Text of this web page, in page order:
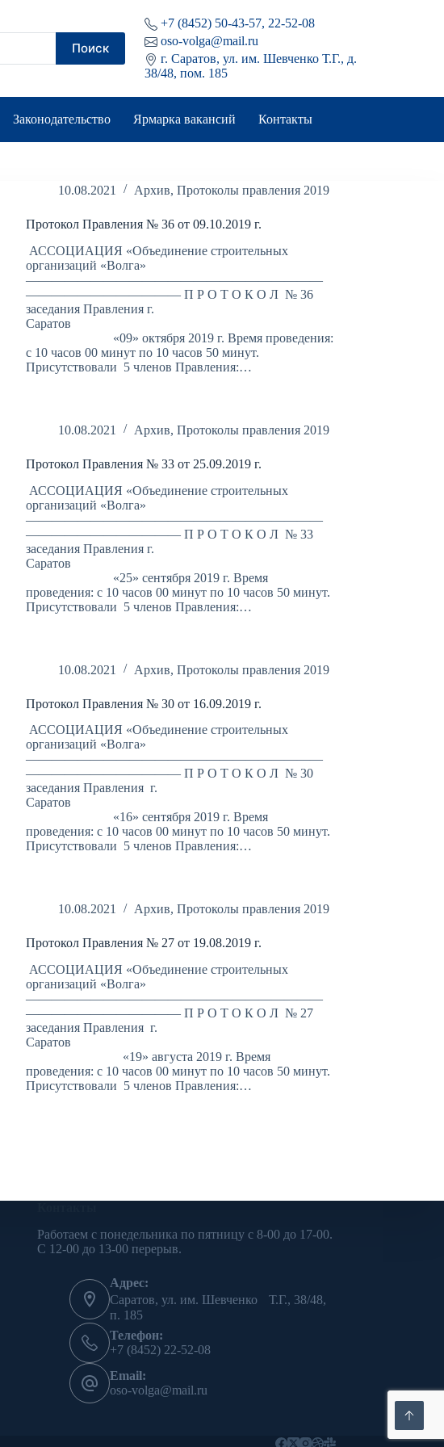
Поиск
+7 (8452) 50-43-57, 22-52-08
oso-volga@mail.ru
г. Саратов, ул. им. Шевченко Т.Г., д.
38/48, пом. 185
Законодательство Ярмарка вакансий Контакты
10.08.2021 Архив,Протоколы правления 2019
Протокол Правления № 36 от 09.10.2019 г.
АССОЦИАЦИЯ «Объединение строительных
организаций «Волга»
———————————————————————
———————————— П Р О Т О К О Л № 36
заседания Правления г.
Саратов
«09» октября 2019 г. Время проведения:
с 10 часов 00 минут по 10 часов 50 минут.
Присутствовали 5 членов Правления:…
10.08.2021 Архив,Протоколы правления 2019
Протокол Правления № 33 от 25.09.2019 г.
АССОЦИАЦИЯ «Объединение строительных
организаций «Волга»
———————————————————————
———————————— П Р О Т О К О Л № 33
заседания Правления г.
Саратов
«25» сентября 2019 г. Время
проведения: с 10 часов 00 минут по 10 часов 50 минут.
Присутствовали 5 членов Правления:…
10.08.2021 Архив,Протоколы правления 2019
Протокол Правления № 30 от 16.09.2019 г.
АССОЦИАЦИЯ «Объединение строительных
организаций «Волга»
———————————————————————
———————————— П Р О Т О К О Л № 30
заседания Правления г.
Саратов
«16» сентября 2019 г. Время
проведения: с 10 часов 00 минут по 10 часов 50 минут.
Присутствовали 5 членов Правления:…
10.08.2021 Архив,Протоколы правления 2019
Протокол Правления № 27 от 19.08.2019 г.
АССОЦИАЦИЯ «Объединение строительных
организаций «Волга»
———————————————————————
———————————— П Р О Т О К О Л № 27
заседания Правления г.
Саратов
«19» августа 2019 г. Время
проведения: с 10 часов 00 минут по 10 часов 50 минут.
Присутствовали 5 членов Правления:…
Работаем с понедельника по пятницу с 8-00 до 17-00.
С 12-00 до 13-00 перерыв.
Адрес:
Саратов, ул. им. Шевченко Т.Г., 38/48,
п. 185
Телефон:
+7 (8452) 22-52-08
Email:
oso-volga@mail.ru